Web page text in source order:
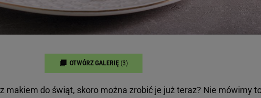
OTWÓRZ GALERIĘ (3)
z makiem do świąt, skoro można zrobić je już teraz? Nie mówimy